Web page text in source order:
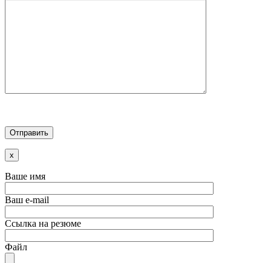
x
Ваше имя
Ваш e-mail
Ссылка на резюме
Файл